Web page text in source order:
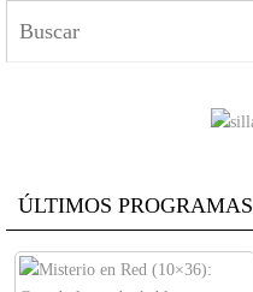
ÚLTIMOS PROGRAMAS